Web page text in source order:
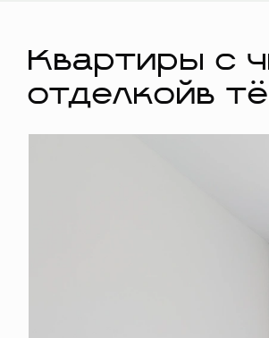
Квартиры с
отделкойв